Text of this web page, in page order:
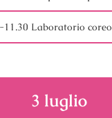
11.30 Laboratorio
3 luglio